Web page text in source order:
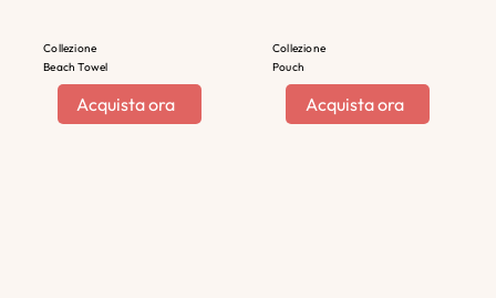
Collezione
Beach Towel
Acquista ora
Collezione
Pouch
Acquista ora